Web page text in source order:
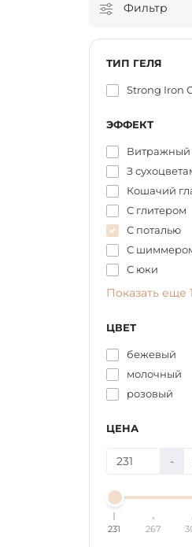
Фильтр
ТИП ГЕЛЯ
Strong Iron
ЭФФЕКТ
Витражный
З
Кошачий
С глитером
С поталью
С
С юки
Показать еще 1
ЦВЕТ
бежевый
молочный
розовый
ЦЕНА
-
231 267